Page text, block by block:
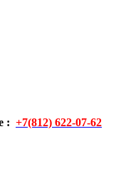
: +7(812) 622-07-62